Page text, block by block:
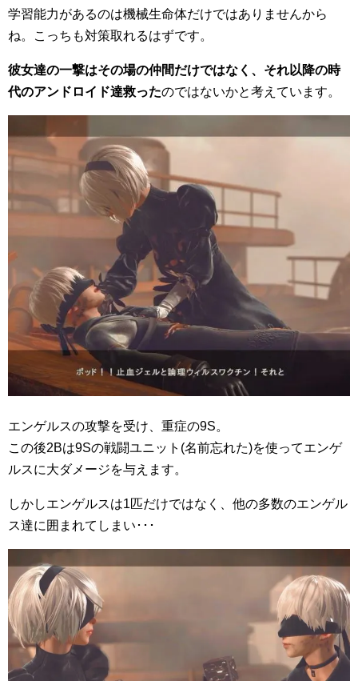
学習能力があるのは機械生命体だけではありませんから
ね。こっちも対策取れるはずです。
彼女達の一撃はその場の仲間だけではなく、それ以降の時
代のアンドロイド達救ったのではないかと考えています。
エンゲルスの攻撃を受け、重症の9S。
この後2Bは9Sの戦闘ユニット(名前忘れた)を使ってエンゲ
ルスに大ダメージを与えます。
しかしエンゲルスは1匹だけではなく、他の多数のエンゲル
ス達に囲まれてしまい･･･